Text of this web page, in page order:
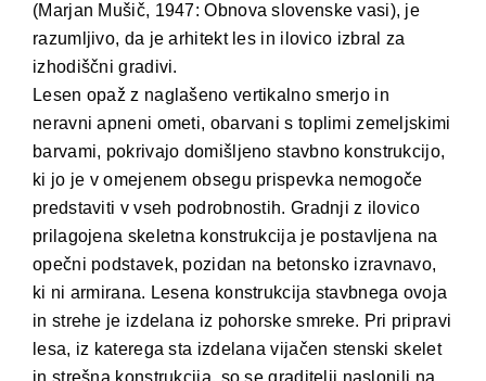
(Marjan Mušič, 1947: Obnova slovenske vasi), je
razumljivo, da je arhitekt les in ilovico izbral za
izhodiščni gradivi.
Lesen opaž z naglašeno vertikalno smerjo in
neravni apneni ometi, obarvani s toplimi zemeljskimi
barvami, pokrivajo domišljeno stavbno konstrukcijo,
ki jo je v omejenem obsegu prispevka nemogoče
predstaviti v vseh podrobnostih. Gradnji z ilovico
prilagojena skeletna konstrukcija je postavljena na
opečni podstavek, pozidan na betonsko izravnavo,
ki ni armirana. Lesena konstrukcija stavbnega ovoja
in strehe je izdelana iz pohorske smreke. Pri pripravi
lesa, iz katerega sta izdelana vijačen stenski skelet
in strešna konstrukcija, so se graditelji naslonili na